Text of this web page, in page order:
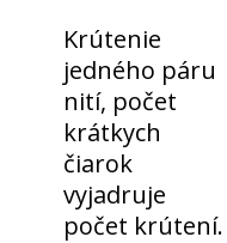
Krútenie
jedného páru
nití, počet
krátkych
čiarok
vyjadruje
počet krútení.